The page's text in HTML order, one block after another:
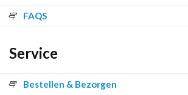
FAQS
Service
Bestellen & Bezorgen